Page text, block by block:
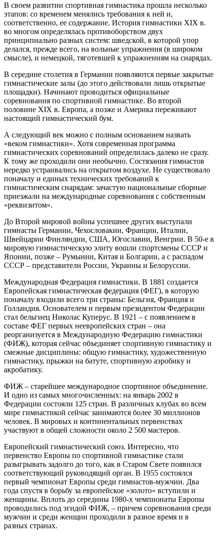
В своем развитии спортивная гимнастика прошла несколько
этапов: со временем менялись требования к ней и,
соответственно, ее содержание. История гимнастики XIX в.
во многом определялась противоборством двух
принципиально разных систем: шведской, в которой упор
делался, прежде всего, на вольные упражнения (в широком
смысле), и немецкой, тяготевшей к упражнениям на снарядах.
В середине столетия в Германии появляются первые закрытые
гимнастические залы (до этого действовали лишь открытые
площадки). Начинают проводиться официальные
соревнования по спортивной гимнастике. Во второй
половине XIX в. Европа, а позже и Америка переживают
настоящий гимнастический бум.
А следующий век можно с полным основанием назвать
«веком гимнастики». Хотя современная программа
гимнастических соревнований определилась далеко не сразу.
К тому же проходили они необычно. Состязания гимнастов
нередко устраивались на открытом воздухе. Не существовало
поначалу и единых технических требований к
гимнастическим снарядам: зачастую национальные сборные
приезжали на международные соревнования с собственным
«реквизитом».
До Второй мировой войны успешнее других выступали
гимнасты Германии, Чехословакии, Франции, Италии,
Швейцарии Финляндии, США, Югославии, Венгрии. В 50-е в
мировую гимнастическую элиту вошли спортсмены СССР и
Японии, позже – Румынии, Китая и Болгарии, а с распадом
СССР – представители России, Украины и Белоруссии.
Международная Федерация гимнастики. В 1881 создается
Европейская гимнастическая федерация (ФЕГ), в которую
поначалу входили всего три страны: Бельгия, Франция и
Голландия. Основателем и первым президентом Федерации
стал бельгиец Николас Куперус. В 1921 – с появлением в
составе ФЕГ первых неевропейских стран – она
реорганизуется в Международную Федерацию гимнастики
(ФИЖ), которая сейчас объединяет спортивную гимнастику и
смежные дисциплины: общую гимнастику, художественную
гимнастику, прыжки на батуте, спортивную аэробику и
акробатику.
ФИЖ – старейшее международное спортивное объединение.
И одно из самых многочисленных: на январь 2002 в
Федерации состояли 125 стран. В различных клубах во всем
мире гимнастикой сейчас занимаются более 30 миллионов
человек. В мировых и континентальных первенствах
участвуют в общей сложности около 2 500 мастеров.
Европейский гимнастический союз. Интересно, что
первенство Европы по спортивной гимнастике стали
разыгрывать задолго до того, как в Старом Свете появился
соответствующий руководящий орган. В 1955 состоялся
первый чемпионат Европы среди гимнастов-мужчин. Два
года спустя в борьбу за европейское «золото» вступили и
женщины. Вплоть до середины 1980-х чемпионаты Европы
проводились под эгидой ФИЖ, – причем соревнования среди
мужчин и среди женщин проходили в разное время и в
разных странах.